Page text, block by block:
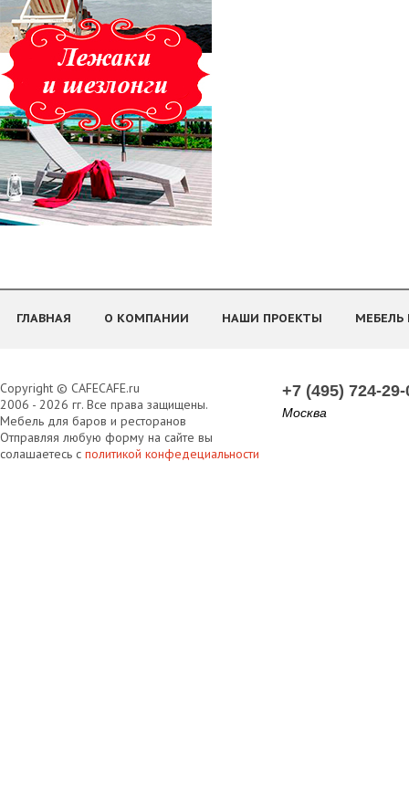
ГЛАВНАЯ О КОМПАНИИ НАШИ ПРОЕКТЫ
Copyright © CAFECAFE.ru
2006 - 2026 гг. Все права защищены.
Мебель для баров и ресторанов
Отправляя любую форму на сайте вы
солашаетесь с политикой конфедециальности
+7 (495) 724-29-
Москва